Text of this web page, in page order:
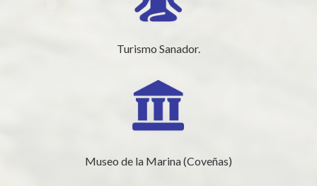
Turismo Sanador.
Museo de la Marina (Coveñas)